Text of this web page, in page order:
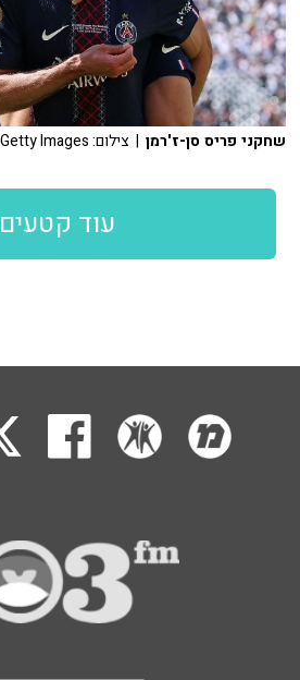
שחקני פריס סן-ז'רמן | צילום: Buda Mendes_Getty Images
עוד קטעים